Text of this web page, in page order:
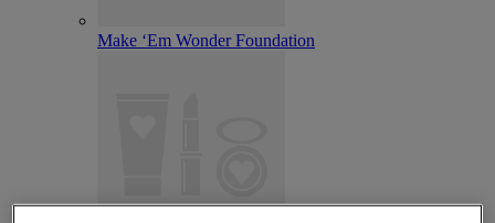
Make ‘Em Wonder Foundation